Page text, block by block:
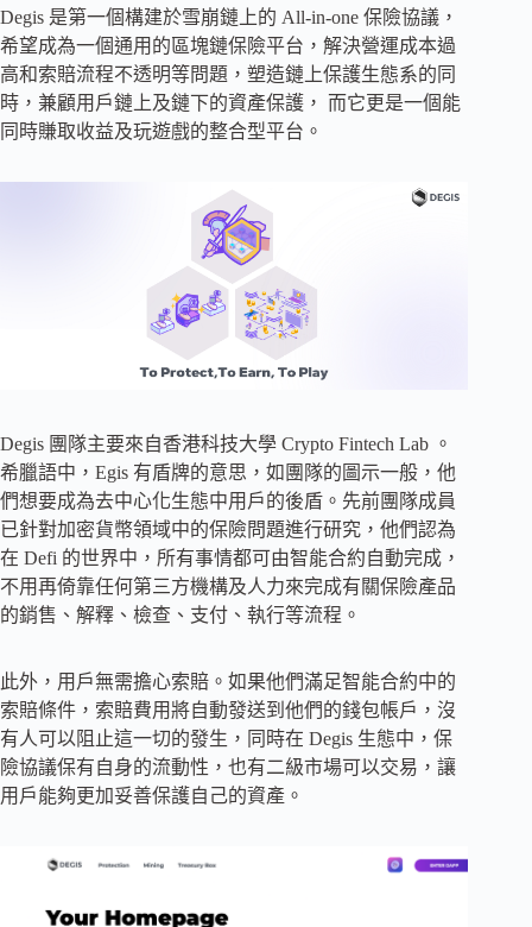
Degis 是第一個構建於雪崩鏈上的 All-in-one 保險協議，
希望成為一個通用的區塊鏈保險平台，解決營運成本過
高和索賠流程不透明等問題，塑造鏈上保護生態系的同
時，兼顧用戶鏈上及鏈下的資產保護， 而它更是一個能
同時賺取收益及玩遊戲的整合型平台。
Degis 團隊主要來自香港科技大學 Crypto Fintech Lab 。
希臘語中，Egis 有盾牌的意思，如團隊的圖示一般，他
們想要成為去中心化生態中用戶的後盾。先前團隊成員
已針對加密貨幣領域中的保險問題進行研究，他們認為
在 Defi 的世界中，所有事情都可由智能合約自動完成，
不用再倚靠任何第三方機構及人力來完成有關保險產品
的銷售、解釋、檢查、支付、執行等流程。
此外，用戶無需擔心索賠。如果他們滿足智能合約中的
索賠條件，索賠費用將自動發送到他們的錢包帳戶，沒
有人可以阻止這一切的發生，同時在 Degis 生態中，保
險協議保有自身的流動性，也有二級市場可以交易，讓
用戶能夠更加妥善保護自己的資產。